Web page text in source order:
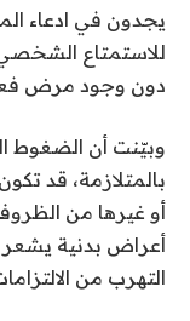
يجدون في ادعاء
للاستمتاع
دون وجود مرض
وبيّنت أن الضغوط
بالمتلازمة، قد
أو غيرها من
أعراض بدنية يشعر
التهرب من